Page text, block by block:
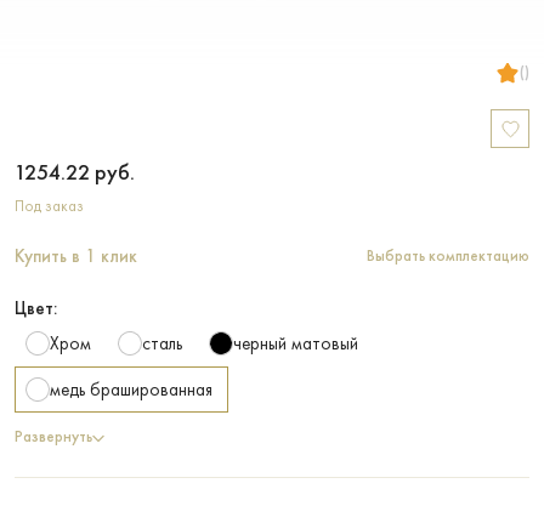
()
1254.22 руб.
Под заказ
Купить в 1 клик Выбрать комплектацию
Цвет:
Хром
сталь черный матовый
медь брашированная
Развернуть